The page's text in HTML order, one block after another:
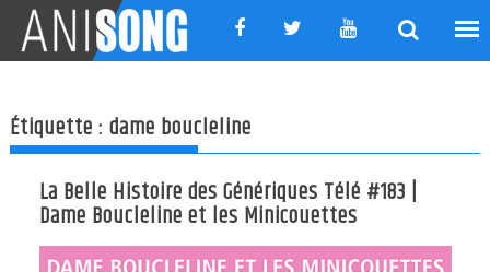
content
Étiquette :dame boucleline
La Belle Histoire des Génériques Télé #183 |
Dame Boucleline et les Minicouettes